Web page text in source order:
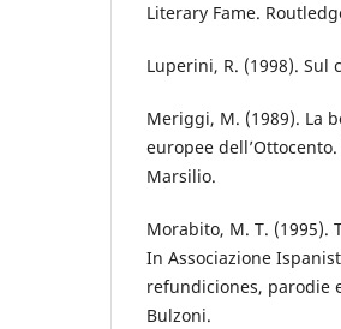
Literary Fame.
Luperini, R. (1998). Sul
Meriggi, M. (1989). La
europee
Marsilio.
Morabito, M. T. (1995).
In Associazione
refundiciones, parodie
Bulzoni.